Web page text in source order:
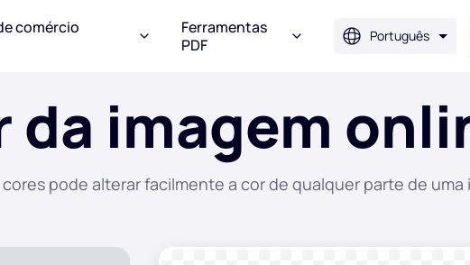
comércio
Ferramentas
PDF
Português
da imagem
pode alterar facilmente a cor de qualquer parte de uma